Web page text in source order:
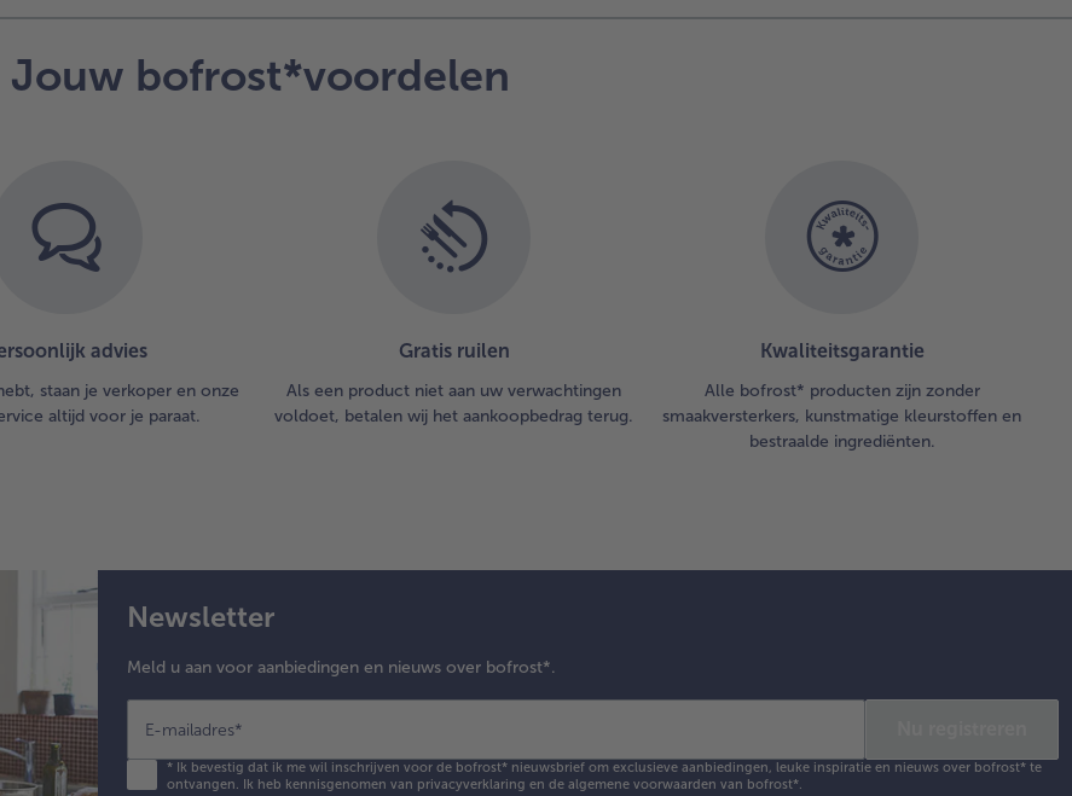
Jouw bofrost*voordelen
advies
staan je verkoper en onze
altijd voor je paraat.
Gratis ruilen
Als een product niet aan uw verwachtingen
voldoet, betalen wij het aankoopbedrag terug.
Kwaliteitsgarantie
Alle bofrost* producten zijn zonder
smaakversterkers, kunstmatige kleurstoffen en
bestraalde ingrediënten.
Newsletter
Meld u aan voor aanbiedingen en nieuws over bofrost*.
E-mailadres*
*Ik bevestig dat ik me wil inschrijven voor de bofrost* nieuwsbrief om exclusieve aanbiedingen, leuke inspiratie en nieuws over bofrost* te
ontvangen. Ik heb kennisgenomen van privacyverklaring en de algemene voorwaarden van bofrost*.